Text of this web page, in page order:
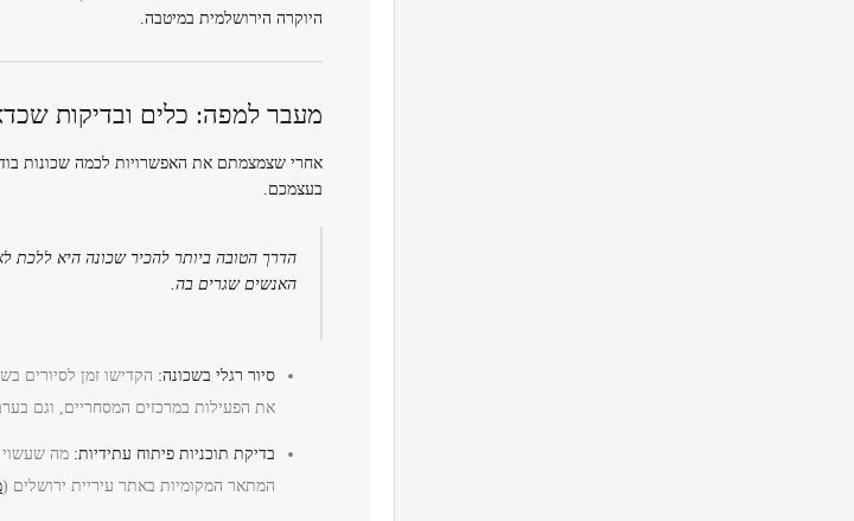
היוקרה הירושלמית במיטבה.
מעבר למפה: כלים ובדיקות
אחרי שצמצמתם את האפשרויות לכמה שכונות
בעצמכם.
הדרך הטובה ביותר להכיר שכונה היא ללכת
האנשים שגרים בה.
סיור רגלי בשכונה: הקדישו זמן לסיורים
את הפעילות במרכזים המסחריים, וגם
בדיקת תוכניות פיתוח עתידיות: מה שעשוי
המתאר המקומיות באתר עיריית ירושלים (